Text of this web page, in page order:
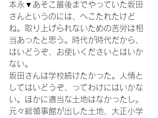
本永▼あそこ最後までやっていた坂田
さんというのには、へこたれたけど
ね。取り上げられないための苦労は相
当あったと思う。時代が時代だから、
はいどうぞ、お使いくださいとはいか
ない。
坂田さんは学校続けたかった。人情と
してはいどうぞ、ってわけにはいかな
い。ほかに適当な土地はなかったし。
元々総領事館が出した土地、大正小学